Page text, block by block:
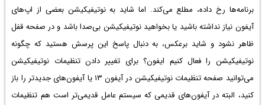
برنامه‌ها رخ داده، مطلع می‌کند. اما شاید به نوتیفیکیشن بعضی از اپ‌های
آیفون نیاز نداشته باشید یا بخواهید نوتیفیکیشن بی‌صدا باشد و در صفحه قفل
ظاهر نشود و شاید برعکس، به دنبال پاسخ این پرسش هستید که چگونه
نوتیفیکیشن را فعال کنیم ایفون؟ برای تغییر دادن تنظیمات نوتیفیکیشن
می‌توانید صفحهتنظیمات نوتیفیکیشن در آیفون ۱۳
یا آیفون‌های جدیدتر را باز
کنید، البته در آیفون‌های قدیمی که سیستم عامل قدیمی‌تر است هم تنظیمات